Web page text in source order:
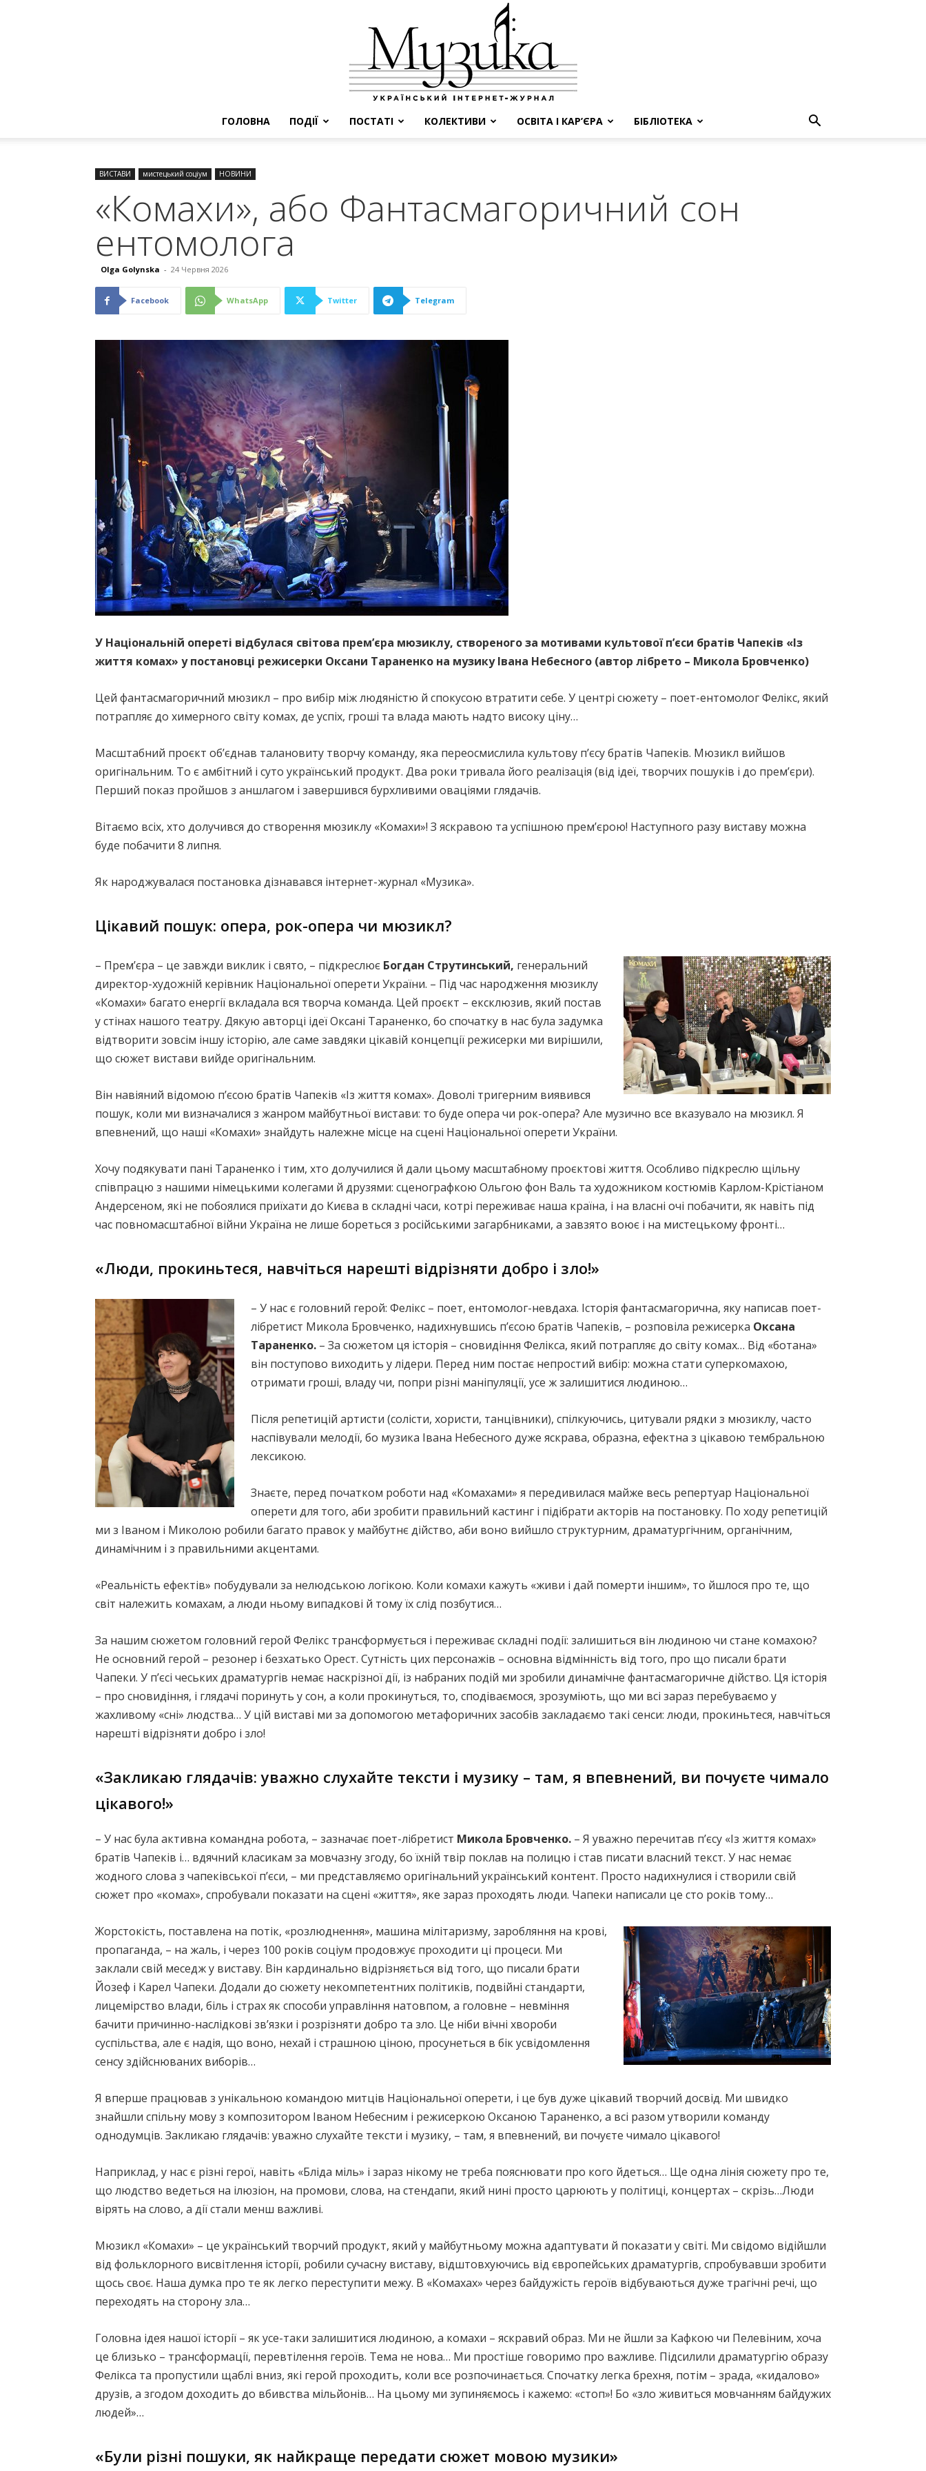
ГОЛОВНА ПОДІЇ ПОСТАТІ КОЛЕКТИВИ ОСВІТА І КАР’ЄРА БІБЛІОТЕКА
ВИСТАВИ мистецький соціум НОВИНИ
«Комахи», або Фантасмагоричний сон
ентомолога
Olga Golynska - 24 Червня 2026
Facebook WhatsApp Twitter Telegram
У Національній опереті відбулася світова премʼєра мюзиклу, створеного за мотивами культової п’єси братів Чапеків «Із
життя комах» у постановці режисерки Оксани Тараненко на музику Івана Небесного (автор лібрето – Микола Бровченко)
Цей фантасмагоричний мюзикл – про вибір між людяністю й спокусою втратити себе. У центрі сюжету – поет-ентомолог Фелікс, який
потрапляє до химерного світу комах, де успіх, гроші та влада мають надто високу ціну…
Масштабний проєкт об’єднав талановиту творчу команду, яка переосмислила культову п’єсу братів Чапеків. Мюзикл вийшов
оригінальним. То є амбітний і суто український продукт. Два роки тривала його реалізація (від ідеї, творчих пошуків і до прем’єри).
Перший показ пройшов з аншлагом і завершився бурхливими оваціями глядачів.
Вітаємо всіх, хто долучився до створення мюзиклу «Комахи»! З яскравою та успішною прем’єрою! Наступного разу виставу можна
буде побачити 8 липня.
Як народжувалася постановка дізнавався інтернет-журнал «Музика».
Цікавий пошук: опера, рок-опера чи мюзикл?
– Прем’єра – це завжди виклик і свято, – підкреслює Богдан Струтинський, генеральний
директор-художній керівник Національної оперети України. – Під час народження мюзиклу
«Комахи» багато енергії вкладала вся творча команда. Цей проєкт – ексклюзив, який постав
у стінах нашого театру. Дякую авторці ідеї Оксані Тараненко, бо спочатку в нас була задумка
відтворити зовсім іншу історію, але саме завдяки цікавій концепції режисерки ми вирішили,
що сюжет вистави вийде оригінальним.
Він навіяний відомою п’єсою братів Чапеків «Із життя комах». Доволі тригерним виявився
пошук, коли ми визначалися з жанром майбутньої вистави: то буде опера чи рок-опера? Але музично все вказувало на мюзикл. Я
впевнений, що наші «Комахи» знайдуть належне місце на сцені Національної оперети України.
Хочу подякувати пані Тараненко і тим, хто долучилися й дали цьому масштабному проєктові життя. Особливо підкреслю щільну
співпрацю з нашими німецькими колегами й друзями: сценографкою Ольгою фон Валь та художником костюмів Карлом-Крістіаном
Андерсеном, які не побоялися приїхати до Києва в складні часи, котрі переживає наша країна, і на власні очі побачити, як навіть під
час повномасштабної війни Україна не лише бореться з російськими загарбниками, а завзято воює і на мистецькому фронті…
«Люди, прокиньтеся, навчіться нарешті відрізняти добро і зло!»
– У нас є головний герой: Фелікс – поет, ентомолог-невдаха. Історія фантасмагорична, яку написав поет-
лібретист Микола Бровченко, надихнувшись п’єсою братів Чапеків, – розповіла режисерка Оксана
Тараненко. – За сюжетом ця історія – сновидіння Фелікса, який потрапляє до світу комах… Від «ботана»
він поступово виходить у лідери. Перед ним постає непростий вибір: можна стати суперкомахою,
отримати гроші, владу чи, попри різні маніпуляції, усе ж залишитися людиною…
Після репетицій артисти (солісти, хористи, танцівники), спілкуючись, цитували рядки з мюзиклу, часто
наспівували мелодії, бо музика Івана Небесного дуже яскрава, образна, ефектна з цікавою тембральною
лексикою.
Знаєте, перед початком роботи над «Комахами» я передивилася майже весь репертуар Національної
оперети для того, аби зробити правильний кастинг і підібрати акторів на постановку. По ходу репетицій
ми з Іваном і Миколою робили багато правок у майбутнє дійство, аби воно вийшло структурним, драматургічним, органічним,
динамічним і з правильними акцентами.
«Реальність ефектів» побудували за нелюдською логікою. Коли комахи кажуть «живи і дай померти іншим», то йшлося про те, що
світ належить комахам, а люди ньому випадкові й тому їх слід позбутися…
За нашим сюжетом головний герой Фелікс трансформується і переживає складні події: залишиться він людиною чи стане комахою?
Не основний герой – резонер і безхатько Орест. Сутність цих персонажів – основна відмінність від того, про що писали брати
Чапеки. У п’єсі чеських драматургів немає наскрізної дії, із набраних подій ми зробили динамічне фантасмагоричне дійство. Ця історія
– про сновидіння, і глядачі поринуть у сон, а коли прокинуться, то, сподіваємося, зрозуміють, що ми всі зараз перебуваємо у
жахливому «сні» людства… У цій виставі ми за допомогою метафоричних засобів закладаємо такі сенси: люди, прокиньтеся, навчіться
нарешті відрізняти добро і зло!
«Закликаю глядачів: уважно слухайте тексти і музику – там, я впевнений, ви почуєте чимало
цікавого!»
– У нас була активна командна робота, – зазначає поет-лібретист Микола Бровченко. – Я уважно перечитав п’єсу «Із життя комах»
братів Чапеків і… вдячний класикам за мовчазну згоду, бо їхній твір поклав на полицю і став писати власний текст. У нас немає
жодного слова з чапеківської п’єси, – ми представляємо оригінальний український контент. Просто надихнулися і створили свій
сюжет про «комах», спробували показати на сцені «життя», яке зараз проходять люди. Чапеки написали це сто років тому…
Жорстокість, поставлена на потік, «розлюднення», машина мілітаризму, заробляння на крові,
пропаганда, – на жаль, і через 100 років соціум продовжує проходити ці процеси. Ми
заклали свій меседж у виставу. Він кардинально відрізняється від того, що писали брати
Йозеф і Карел Чапеки. Додали до сюжету некомпетентних політиків, подвійні стандарти,
лицемірство влади, біль і страх як способи управління натовпом, а головне – невміння
бачити причинно-наслідкові звʼязки і розрізняти добро та зло. Це ніби вічні хвороби
суспільства, але є надія, що воно, нехай і страшною ціною, просунеться в бік усвідомлення
сенсу здійснюваних виборів…
Я вперше працював з унікальною командою митців Національної оперети, і це був дуже цікавий творчий досвід. Ми швидко
знайшли спільну мову з композитором Іваном Небесним і режисеркою Оксаною Тараненко, а всі разом утворили команду
однодумців. Закликаю глядачів: уважно слухайте тексти і музику, – там, я впевнений, ви почуєте чимало цікавого!
Наприклад, у нас є різні герої, навіть «Бліда міль» і зараз нікому не треба пояснювати про кого йдеться… Ще одна лінія сюжету про те,
що людство ведеться на ілюзіон, на промови, слова, на стендапи, який нині просто царюють у політиці, концертах – скрізь…Люди
вірять на слово, а дії стали менш важливі.
Мюзикл «Комахи» – це український творчий продукт, який у майбутньому можна адаптувати й показати у світі. Ми свідомо відійшли
від фольклорного висвітлення історії, робили сучасну виставу, відштовхуючись від європейських драматургів, спробувавши зробити
щось своє. Наша думка про те як легко переступити межу. В «Комахах» через байдужість героїв відбуваються дуже трагічні речі, що
переходять на сторону зла…
Головна ідея нашої історії – як усе-таки залишитися людиною, а комахи – яскравий образ. Ми не йшли за Кафкою чи Пелевіним, хоча
це близько – трансформації, перевтілення героїв. Тема не нова… Ми простіше говоримо про важливе. Підсилили драматургію образу
Фелікса та пропустили щаблі вниз, які герой проходить, коли все розпочинається. Спочатку легка брехня, потім – зрада, «кидалово»
друзів, а згодом доходить до вбивства мільйонів… На цьому ми зупиняємось і кажемо: «стоп»! Бо «зло живиться мовчанням байдужих
людей»…
«Були різні пошуки, як найкраще передати сюжет мовою музики»